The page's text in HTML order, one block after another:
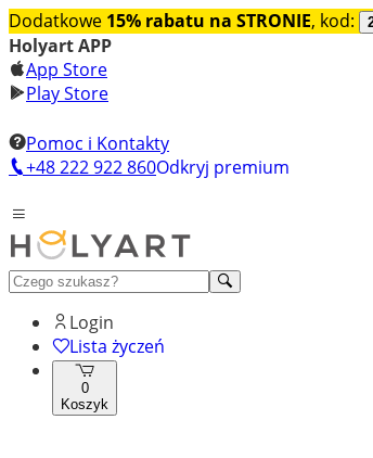
Dodatkowe 15% rabatu na STRONIE, kod:
Holyart APP
App Store
Play Store
Pomoc i Kontakty
+48 222 922 860Odkryj premium
Login
Lista życzeń
0
Koszyk